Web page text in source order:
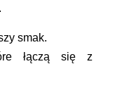
.
smak.
łączą się z